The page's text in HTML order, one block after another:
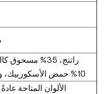
10% حمض الأسكوربيك، و5% إضافات
الألوان المتاحة